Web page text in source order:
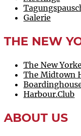
Galerie
THE NEW
The New
The Midtown
Harbour.Club
ABOUT US